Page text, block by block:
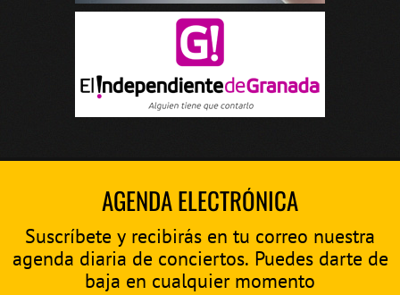
AGENDA ELECTRÓNICA
Suscríbete y recibirás en tu correo nuestra
agenda diaria de conciertos. Puedes darte de
baja en cualquier momento